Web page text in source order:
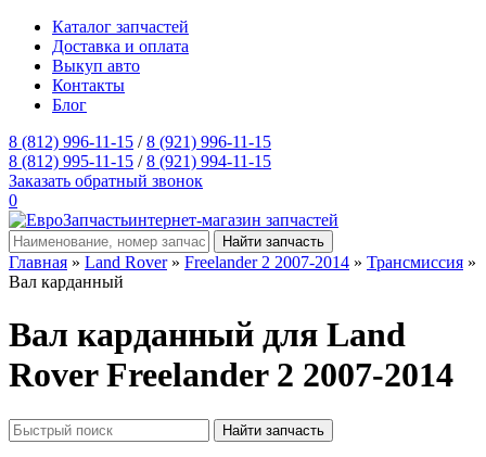
Каталог запчастей
Доставка и оплата
Выкуп авто
Контакты
Блог
8 (812) 996-11-15 /8 (921) 996-11-15
8 (812) 995-11-15 /8 (921) 994-11-15
Заказать обратный звонок
0
интернет-магазин запчастей
Главная » Land Rover» Freelander 2 2007-2014 » Трансмиссия »
Вал карданный
Вал карданный для Land
Rover Freelander 2 2007-2014